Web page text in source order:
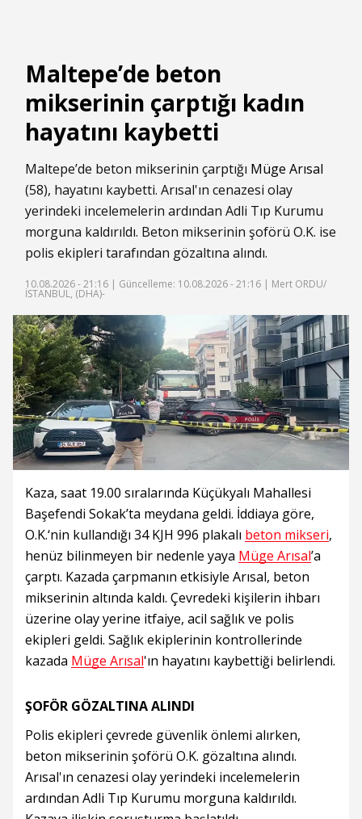
Maltepe’de beton
mikserinin çarptığı kadın
hayatını kaybetti
Maltepe’de beton mikserinin çarptığı Müge Arısal
(58), hayatını kaybetti. Arısal'ın cenazesi olay
yerindeki incelemelerin ardından Adli Tıp Kurumu
morguna kaldırıldı. Beton mikserinin şoförü O.K. ise
polis ekipleri tarafından gözaltına alındı.
10.08.2026 - 21:16 | Güncelleme: 10.08.2026 - 21:16 | Mert ORDU/
İSTANBUL, (DHA)-
Kaza, saat 19.00 sıralarında Küçükyalı Mahallesi
Başefendi Sokak’ta meydana geldi. İddiaya göre,
O.K.‘nin kullandığı 34 KJH 996 plakalı beton mikseri,
henüz bilinmeyen bir nedenle yaya Müge Arısal’a
çarptı. Kazada çarpmanın etkisiyle Arısal, beton
mikserinin altında kaldı. Çevredeki kişilerin ihbarı
üzerine olay yerine itfaiye, acil sağlık ve polis
ekipleri geldi. Sağlık ekiplerinin kontrollerinde
kazada Müge Arısal'ın hayatını kaybettiği belirlendi.
ŞOFÖR GÖZALTINA ALINDI
Polis ekipleri çevrede güvenlik önlemi alırken,
beton mikserinin şoförü O.K. gözaltına alındı.
Arısal'ın cenazesi olay yerindeki incelemelerin
ardından Adli Tıp Kurumu morguna kaldırıldı.